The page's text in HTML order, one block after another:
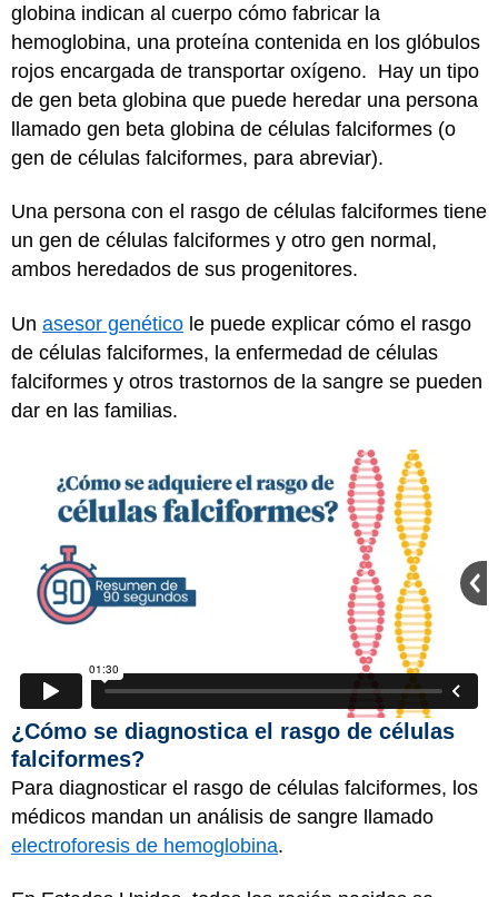
globina indican al cuerpo cómo fabricar la
hemoglobina, una proteína contenida en los glóbulos
rojos encargada de transportar oxígeno. Hay un tipo
de gen beta globina que puede heredar una persona
llamado gen beta globina de células falciformes (o
gen de células falciformes, para abreviar).
Una persona con el rasgo de células falciformes tiene
un gen de células falciformes y otro gen normal,
ambos heredados de sus progenitores.
Un asesor genético le puede explicar cómo el rasgo
de células falciformes, la enfermedad de células
falciformes y otros trastornos de la sangre se pueden
dar en las familias.
¿Cómo se diagnostica el rasgo de células
falciformes?
Para diagnosticar el rasgo de células falciformes, los
médicos mandan un análisis de sangre llamado
electroforesis de hemoglobina.